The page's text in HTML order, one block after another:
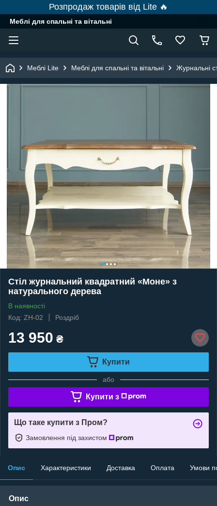
Розпродаж товарів від Lite 🔥
Меблі для спальні та вітальні
Меблі Lite Меблі для спальні та вітальні Журнальні
Стіл журнальний квадратний «Моне» з
натурального дерева
В наявності
Код: ZH-02
Роздріб
13 950 ₴
Купити
або
Купити з
Що таке купити з Пром?
Замовлення під захистом
Опис Характеристики Доставка Оплата Умови
Опис